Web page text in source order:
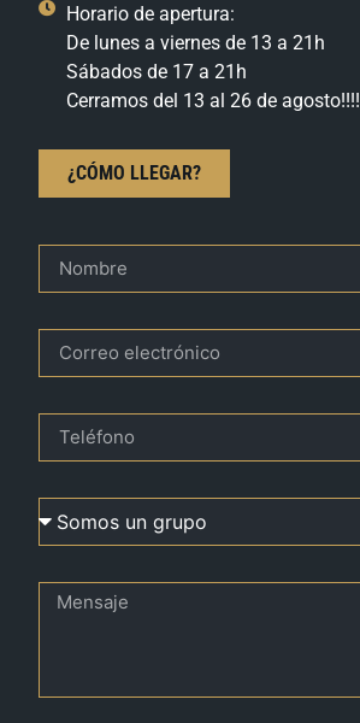
Horario de apertura:
De lunes a viernes de 13 a 21h
Sábados de 17 a 21h
Cerramos del 13 al 26 de agosto!!!!
¿CÓMO LLEGAR?